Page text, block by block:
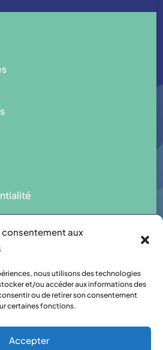
consentement aux
nous utilisons des technologies
et/ou accéder aux informations des
ou de retirer son consentement
certaines fonctions.
Accepter
Solutions